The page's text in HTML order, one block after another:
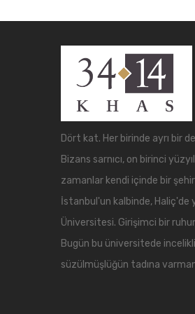
Dört kat. Her birinde ayrı bir
Bizans sarnıcı, on birinci
zamanlar kendi içinde bir
İstanbul'un kalbinde, Haliç'de
Üniversitesi. Girişimci bir
Bugün bu üniversitede
süzülmüşlüğün tadına